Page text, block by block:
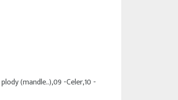
(mandle..),09 -Celer,10 -